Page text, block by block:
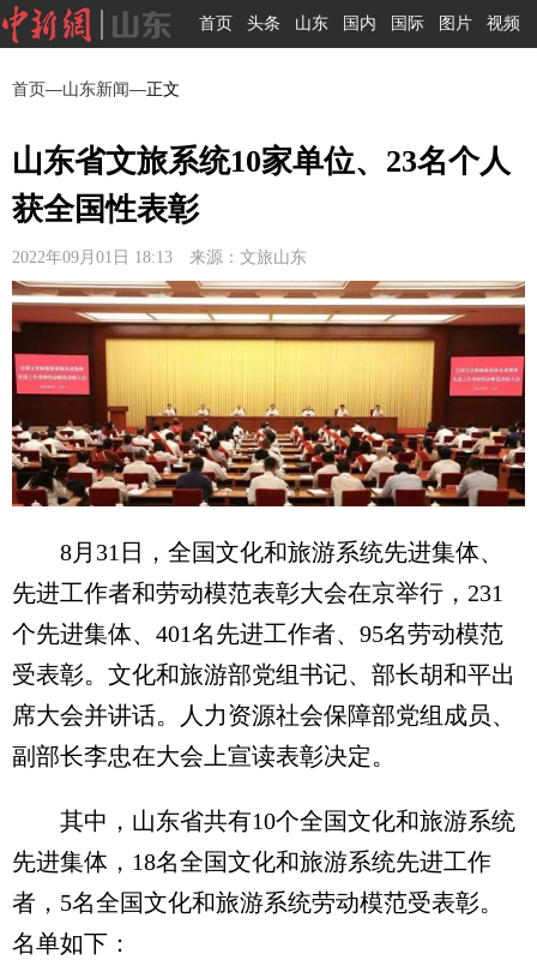
首页 头条 山东 国内 国际 图片 视频
首页—山东新闻—正文
山东省文旅系统10家单位、23名个人
获全国性表彰
2022年09月01日 18:13 来源：文旅山东
8月31日，全国文化和旅游系统先进集体、
先进工作者和劳动模范表彰大会在京举行，231
个先进集体、401名先进工作者、95名劳动模范
受表彰。文化和旅游部党组书记、部长胡和平出
席大会并讲话。人力资源社会保障部党组成员、
副部长李忠在大会上宣读表彰决定。
其中，山东省共有10个全国文化和旅游系统
先进集体，18名全国文化和旅游系统先进工作
者，5名全国文化和旅游系统劳动模范受表彰。
名单如下：